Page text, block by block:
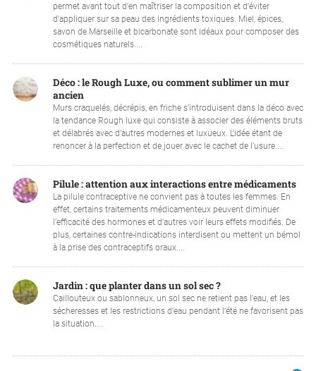
permet avant tout d'en maîtriser la composition et d'éviter
d'appliquer sur sa peau des ingrédients toxiques. Miel, épices,
savon de Marseille et bicarbonate sont idéaux pour composer des
cosmétiques naturels....
Déco : le Rough Luxe, ou comment sublimer un mur
ancien
Murs craquelés, décrépis, en friche s’introduisent dans la déco avec
la tendance Rough luxe qui consiste à associer des éléments bruts
et délabrés avec d’autres modernes et luxueux. L’idée étant de
renoncer à la perfection et de jouer avec le cachet de l’usure....
Pilule : attention aux interactions entre médicaments
La pilule contraceptive ne convient pas à toutes les femmes. En
effet, certains traitements médicamenteux peuvent diminuer
l’efficacité des hormones et d’autres voir leurs effets modifiés. De
plus, certaines contre-indications interdisent ou mettent un bémol
à la prise des contraceptifs oraux....
Jardin : que planter dans un sol sec ?
Caillouteux ou sablonneux, un sol sec ne retient pas l’eau, et les
sécheresses et les restrictions d’eau pendant l’été ne favorisent pas
la situation....